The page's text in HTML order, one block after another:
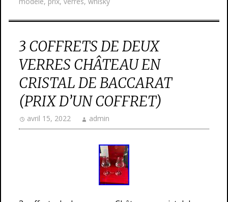
3 COFFRETS DE DEUX
VERRES CHÂTEAU EN
CRISTAL DE BACCARAT
(PRIX D’UN COFFRET)
avril 15, 2022 admin